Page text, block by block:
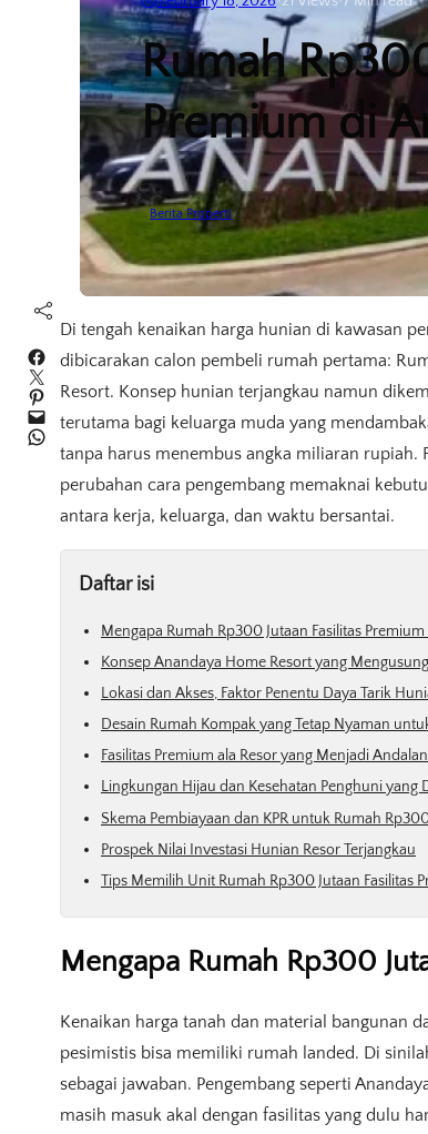
Rumah
Premium di
Berita Properti
Facebook
Twitter
Pinterest
Mail
WhatsApp
Di tengah kenaikan harga hunian di kawasan
dibicarakan calon pembeli rumah pertama:
Resort. Konsep hunian terjangkau namun
terutama bagi keluarga muda yang
tanpa harus menembus angka miliaran rupiah.
perubahan cara pengembang memaknai
antara kerja, keluarga, dan waktu bersantai.
Daftar isi
Mengapa Rumah Rp300 Jutaan Fasilitas
Konsep Anandaya Home Resort yang
Lokasi dan Akses, Faktor Penentu Daya Tarik
Desain Rumah Kompak yang Tetap Nyaman
Fasilitas Premium ala Resor yang Menjadi
Lingkungan Hijau dan Kesehatan Penghuni yang
Skema Pembiayaan dan KPR untuk Rumah
Prospek Nilai Investasi Hunian Resor Terjangkau
Tips Memilih Unit Rumah Rp300 Jutaan Fasilitas
Mengapa Rumah Rp300
Kenaikan harga tanah dan material bangunan
pesimistis bisa memiliki rumah landed. Di
sebagai jawaban. Pengembang seperti
masih masuk akal dengan fasilitas yang dulu